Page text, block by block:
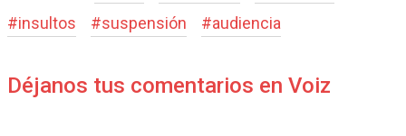
#insultos #suspensión #audiencia
Déjanos tus comentarios en Voiz